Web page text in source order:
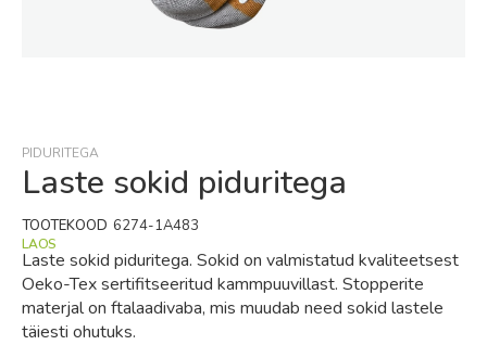
of
the
gallery
PIDURITEGA
Laste sokid piduritega
Laste sokid piduritega. Sokid on valmistatud kvaliteetsest
Oeko-Tex sertifitseeritud kammpuuvillast. Stopperite
materjal on ftalaadivaba, mis muudab need sokid lastele
täiesti ohutuks.
LAOS
TOOTEKOOD 6274-1A483